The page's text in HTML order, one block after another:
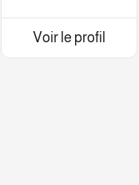
Voir le profil